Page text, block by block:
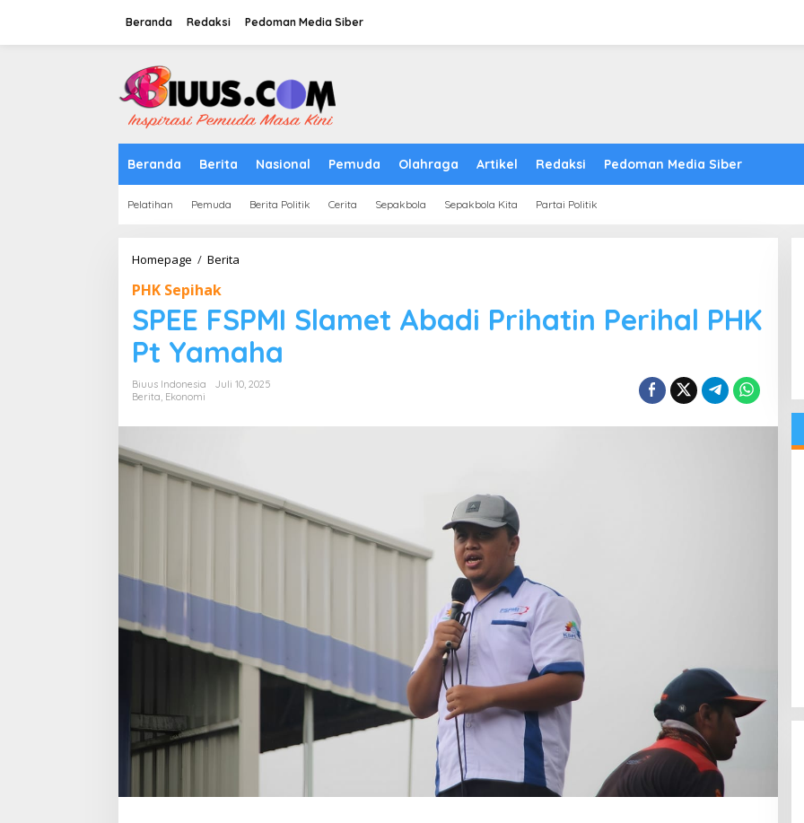
Beranda Redaksi Pedoman Media Siber
Beranda Berita Nasional Pemuda Olahraga Artikel Redaksi Pedoman Media Siber
Pelatihan Pemuda Berita Politik Cerita Sepakbola Sepakbola Kita Partai Politik
Homepage / Berita
Abadi
Prihatin
Perihal
PHK
Yamaha
PHK Sepihak
SPEE FSPMI Slamet Abadi Prihatin Perihal PHK
Pt Yamaha
Biuus Indonesia
Juli 10, 2025
Berita, Ekonomi